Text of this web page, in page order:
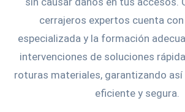
cerrajeros expertos cuenta
especializada y la formación
intervenciones de soluciones
roturas materiales, garantizando así
eficiente y segura.